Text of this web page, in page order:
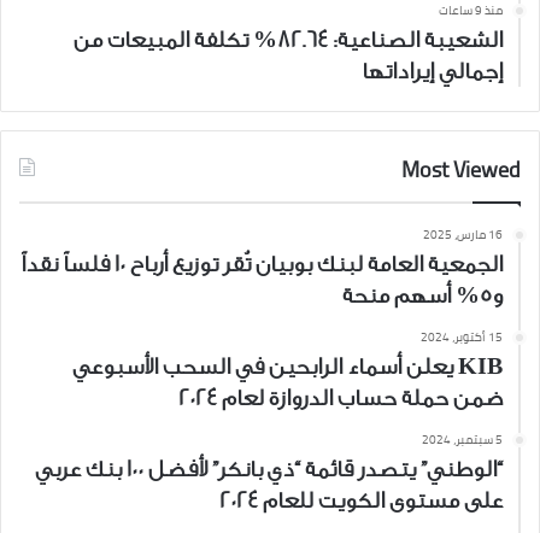
منذ 9 ساعات
الشعيبة الصناعية: 82.64% تكلفة المبيعات من
إجمالي إيراداتها
Most Viewed
16 مارس، 2025
الجمعية العامة لبنك بوبيان تُقر توزيع أرباح 10 فلساً نقداً
و5% أسهم منحة
15 أكتوبر، 2024
KIB يعلن أسماء الرابحين في السحب الأسبوعي
ضمن حملة حساب الدروازة لعام 2024
5 سبتمبر، 2024
“الوطني” يتصدر قائمة “ذي بانكر” لأفضل 100 بنك عربي
على مستوى الكويت للعام 2024